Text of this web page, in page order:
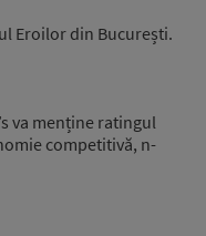
Eroilor din București.
va menține ratingul
competitivă, n-